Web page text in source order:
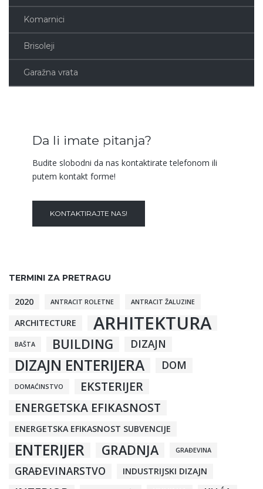
Komarnici
Brisoleji
Garažna vrata
Da li imate pitanja?
Budite slobodni da nas kontaktirate telefonom ili
putem kontakt forme!
KONTAKTIRAJTE NAS!
TERMINI ZA PRETRAGU
2020 ANTRACIT ROLETNE ANTRACIT ŽALUZINE
ARCHITECTURE ARHITEKTURA
BAŠTA BUILDING DIZAJN
DIZAJN ENTERIJERA DOM
DOMAĆINSTVO
EKSTERIJER
ENERGETSKA EFIKASNOST
ENERGETSKA EFIKASNOST SUBVENCIJE
ENTERIJER GRADNJA GRAĐEVINA
GRAĐEVINARSTVO INDUSTRIJSKI DIZAJN